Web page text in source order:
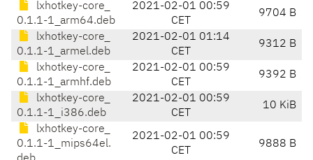
lxhotkey-core_
0.1.1-1_arm64.deb
2021-02-01 00:59
CET
9704 B
lxhotkey-core_
0.1.1-1_armel.deb
2021-02-01 01:14
CET
9312 B
lxhotkey-core_
0.1.1-1_armhf.deb
2021-02-01 00:59
CET
9392 B
lxhotkey-core_
0.1.1-1_i386.deb
2021-02-01 00:59
CET
10 KiB
lxhotkey-core_
0.1.1-1_mips64el.
2021-02-01 00:59
CET
9888 B